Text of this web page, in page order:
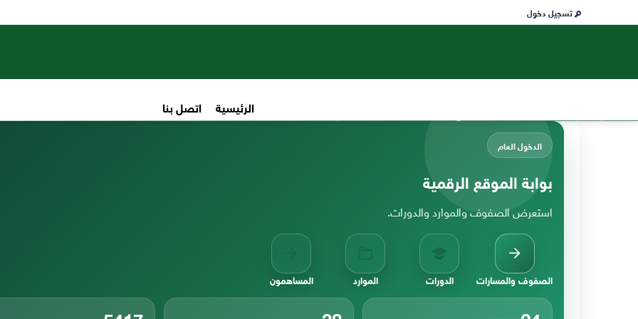
تسجيل دخول
الرئيسية اتصل بنا
الدخول العام
بوابة الموقع الرقمية
استعرض الصفوف والموارد والدورات.
الصفوف والمسارات الدورات الموارد المساهمون